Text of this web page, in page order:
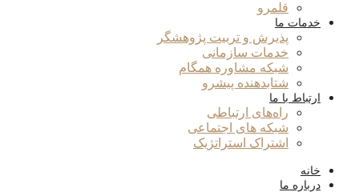
قلمرو
خدمات ما
پذیرش و تربیت پژوهشگر
خدمات سازمانی
شبکه مشاوره همگام
شتابدهنده پیشرو
ارتباط با ما
راه‌های ارتباطی
شبکه های اجتماعی
اشتراک استراتژیک
خانه
درباره ما